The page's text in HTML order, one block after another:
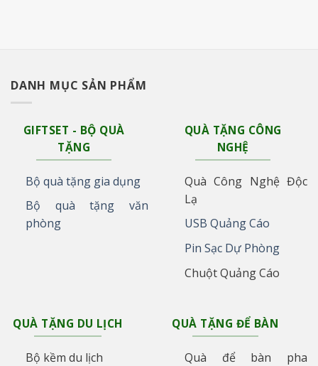
DANH MỤC SẢN PHẨM
GIFTSET - BỘ QUÀ
TẶNG
Bộ quà tặng gia dụng
Bộ quà tặng văn
phòng
QUÀ TẶNG CÔNG
NGHỆ
Quà Công Nghệ Độc
Lạ
USB Quảng Cáo
Pin Sạc Dự Phòng
Chuột Quảng Cáo
QUÀ TẶNG DU LỊCH
Bộ kềm du lịch
QUÀ TẶNG ĐỂ BÀN
Quà để bàn pha